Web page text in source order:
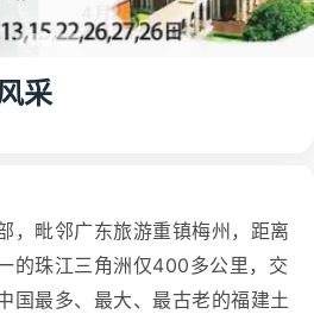
采
，毗邻广东旅游重镇梅州，距离
的珠江三角洲仅400多公里，交
国最多、最大、最古老的福建土